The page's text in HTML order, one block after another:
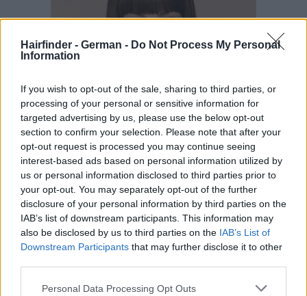
Hairfinder - German - Do Not Process My Personal
Information
If you wish to opt-out of the sale, sharing to third parties, or
processing of your personal or sensitive information for
targeted advertising by us, please use the below opt-out
section to confirm your selection. Please note that after your
opt-out request is processed you may continue seeing
interest-based ads based on personal information utilized by
us or personal information disclosed to third parties prior to
your opt-out. You may separately opt-out of the further
disclosure of your personal information by third parties on the
IAB’s list of downstream participants. This information may
also be disclosed by us to third parties on the IAB’s List of
Downstream Participants that may further disclose it to other
Personal Data Processing Opt Outs